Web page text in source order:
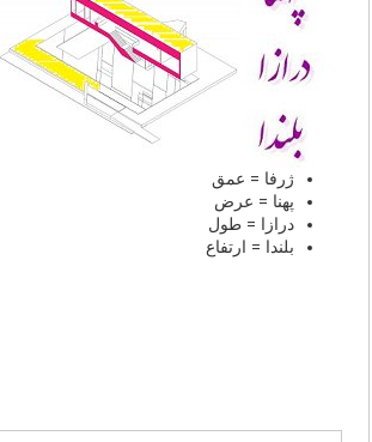
ژرفا = عمق
پهنا = عرض
درازا = طول
بلندا = ارتفاع